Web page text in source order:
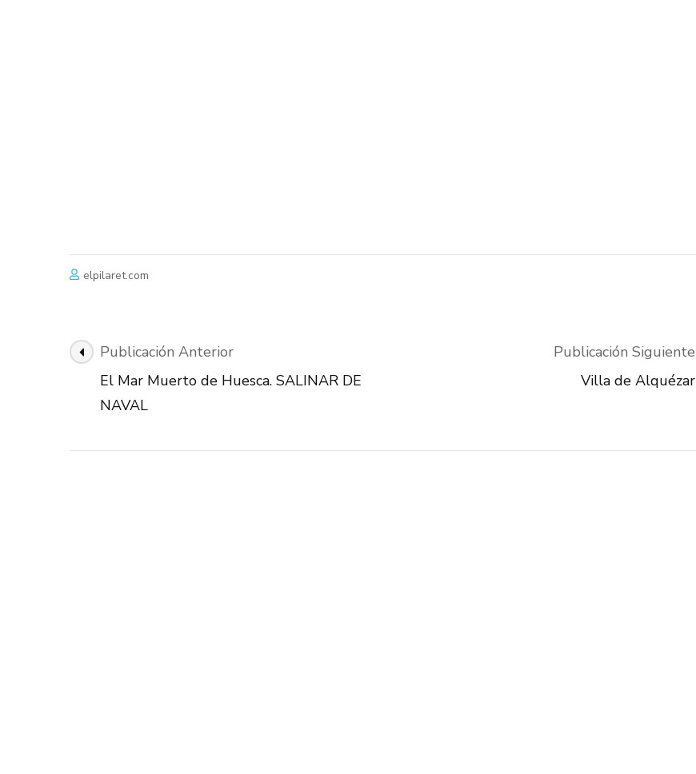
elpilaret.com
Navegación
de
Publicación
Publicación Anterior
El Mar Muerto de Huesca. SALINAR DE
NAVAL
Publicación Siguiente
Villa de Alquézar